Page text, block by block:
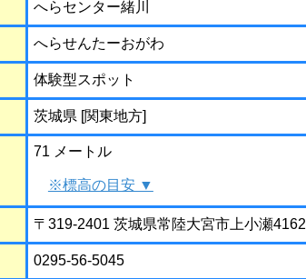
へらセンター緒川
へらせんたーおがわ
体験型スポット
茨城県 [関東地方]
71 メートル
※標高の目安 ▼
〒319-2401 茨城県常陸大宮市上小瀬4162
0295-56-5045